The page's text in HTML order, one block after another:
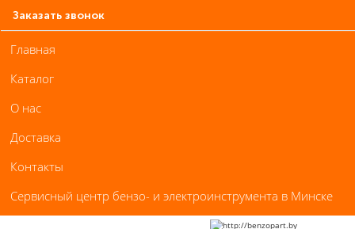
Заказать звонок
Главная
Каталог
О нас
Доставка
Контакты
Сервисный центр бензо- и электроинструмента в Минске